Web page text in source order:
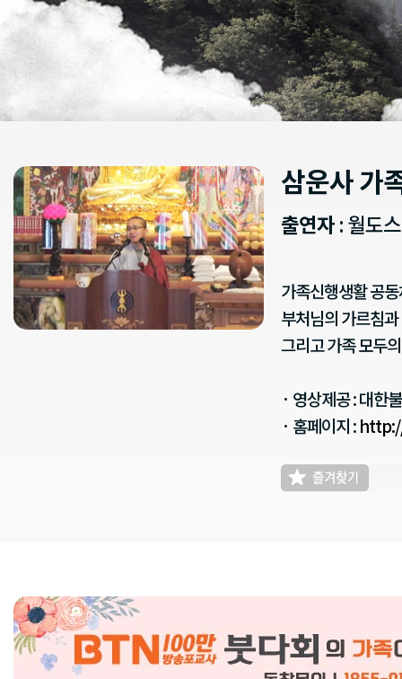
삼운사 가
출연자: 월도
가족신행생활 공
부처님의 가르침
그리고 가족 모두
· 영상제공 : 대한
· 홈페이지 :